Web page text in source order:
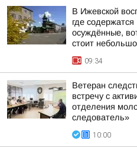
В Ижевской
где
осуждённые,
стоит
09:34
Ветеран
встречу с
отделения
следователь»
10:00